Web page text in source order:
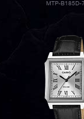
MTP-B185D-